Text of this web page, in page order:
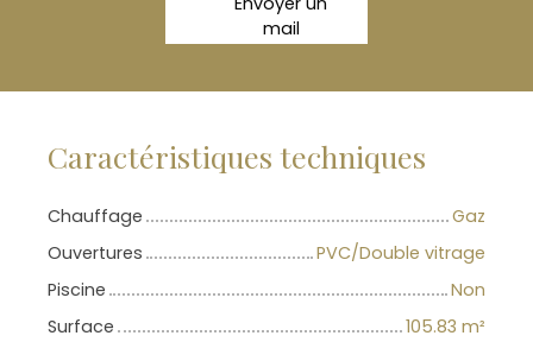
mail
Caractéristiques techniques
Chauffage
Gaz
Ouvertures
PVC/Double vitrage
Piscine
Non
Surface
105.83 m²